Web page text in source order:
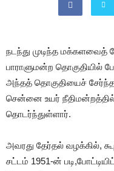
நடந்து முடிந்த மக்களவைத்
பாராளுமன்ற தொகுதியில்
அந்தத் தொகுதியைச்
சென்னை உயர்
தொடர்ந்துள்ளார்.
அவரது தேர்தல் வழக்கில்,
சட்டம் 1951-ன்